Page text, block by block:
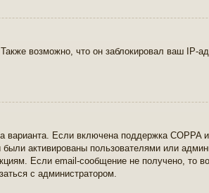
возможно, что он заблокировал ваш IP-
Если включена поддержка COPPA
активированы пользователями или
Если email-сообщение не получено, то
с администратором.